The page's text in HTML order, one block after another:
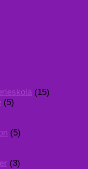
(15)
(5)
(5)
(3)